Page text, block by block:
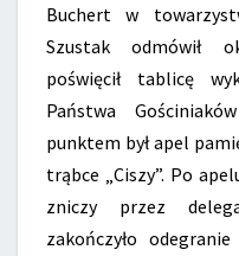
Buchert w
Szustak odmówił
poświęcił tablicę
Państwa
punktem był apel
trąbce „Ciszy”. Po
zniczy przez
zakończyło